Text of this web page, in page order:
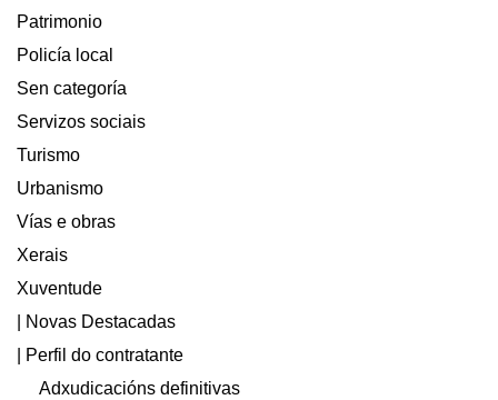
Patrimonio
Policía local
Sen categoría
Servizos sociais
Turismo
Urbanismo
Vías e obras
Xerais
Xuventude
| Novas Destacadas
| Perfil do contratante
Adxudicacións definitivas